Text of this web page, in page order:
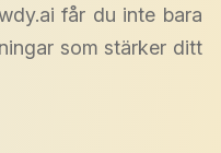
får du inte bara
som stärker ditt